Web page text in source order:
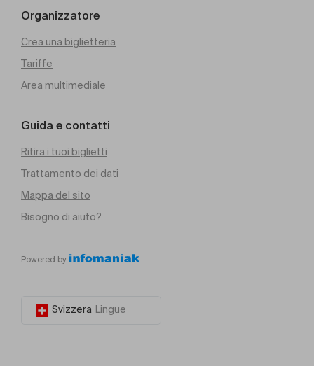
Organizzatore
Crea una biglietteria
Tariffe
Area multimediale
Guida e contatti
Ritira i tuoi biglietti
Trattamento dei dati
Mappa del sito
Bisogno di aiuto?
Powered by
Svizzera Lingue